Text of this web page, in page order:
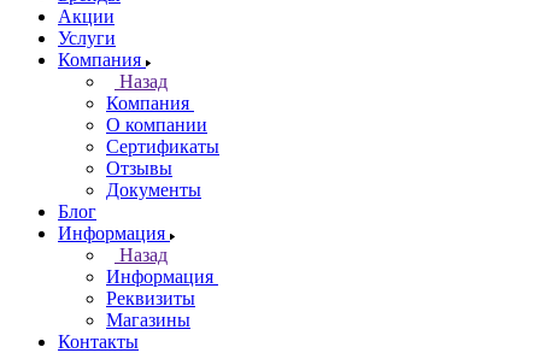
Акции
Услуги
Компания
Назад
Компания
О компании
Сертификаты
Отзывы
Документы
Блог
Информация
Назад
Информация
Реквизиты
Магазины
Контакты